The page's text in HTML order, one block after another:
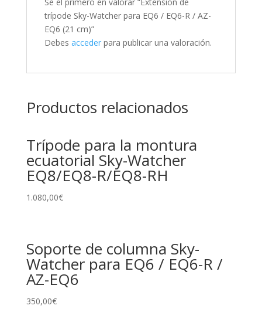
trípode Sky-Watcher para EQ6 / EQ6-R / AZ-
EQ6 (21 cm)”
Debes accederpara publicar una valoración.
Productos relacionados
Trípode para la montura
ecuatorial Sky-Watcher
EQ8/EQ8-R/EQ8-RH
1.080,00€
Soporte de columna Sky-
Watcher para EQ6 / EQ6-R /
AZ-EQ6
350,00€